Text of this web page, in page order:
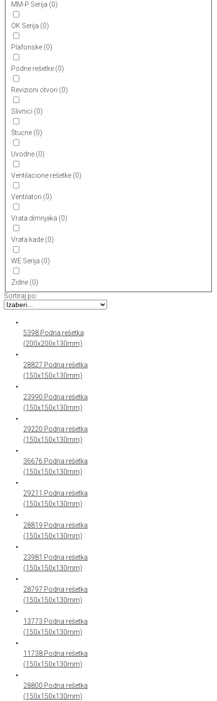
MM-P Serija (0)
OK Serija (0)
Plafonske (0)
Podne rešetke (0)
Revizioni otvori (0)
Slivnici (0)
Štucne (0)
Uvodne (0)
Ventilacione rešetke (0)
Ventilatori (0)
Vrata dimnjaka (0)
Vrata kade (0)
WE Serija (0)
Zidne (0)
Sortiraj po:
5398 Podna rešetka
(200x200x130mm)
28827 Podna rešetka
(150x150x130mm)
23990 Podna rešetka
(150x150x130mm)
29220 Podna rešetka
(150x150x130mm)
36676 Podna rešetka
(150x150x130mm)
29211 Podna rešetka
(150x150x130mm)
28819 Podna rešetka
(150x150x130mm)
23981 Podna rešetka
(150x150x130mm)
28797 Podna rešetka
(150x150x130mm)
13773 Podna rešetka
(150x150x130mm)
11738 Podna rešetka
(150x150x130mm)
28800 Podna rešetka
(150x150x130mm)